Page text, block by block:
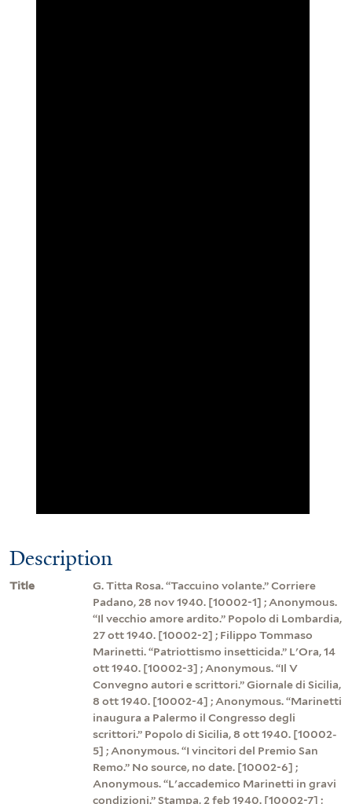
Description
Title
G. Titta Rosa. “Taccuino volante.” Corriere
Padano, 28 nov 1940. [10002-1] ; Anonymous.
“Il vecchio amore ardito.” Popolo di Lombardia,
27 ott 1940. [10002-2] ; Filippo Tommaso
Marinetti. “Patriottismo insetticida.” L'Ora, 14
ott 1940. [10002-3] ; Anonymous. “Il V
Convegno autori e scrittori.” Giornale di Sicilia,
8 ott 1940. [10002-4] ; Anonymous. “Marinetti
inaugura a Palermo il Congresso degli
scrittori.” Popolo di Sicilia, 8 ott 1940. [10002-
5] ; Anonymous. “I vincitori del Premio San
Remo.” No source, no date. [10002-6] ;
Anonymous. “L'accademico Marinetti in gravi
condizioni.” Stampa, 2 feb 1940. [10002-7] ;